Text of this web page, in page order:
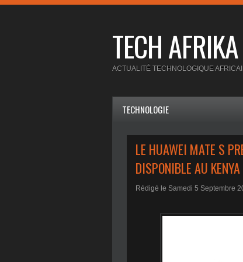
TECH AFRIKA
ACTUALITÉ TECHNOLOGIQUE
TECHNOLOGIE
LE HUAWEI MATE S
DISPONIBLE AU KENYA
Rédigé le Samedi 5 Septembre